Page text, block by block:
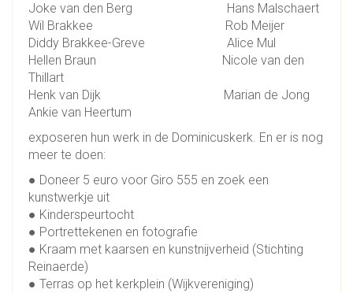
Joke van den Berg Hans Malschaert
Wil Brakkee Rob Meijer
Diddy Brakkee-Greve Alice Mul
Hellen Braun Nicole van den
Thillart
Henk van Dijk Marian de Jong
Ankie van Heertum
exposeren hun werk in de Dominicuskerk. En er is nog
meer te doen:
● Doneer 5 euro voor Giro 555 en zoek een
kunstwerkje uit
● Kinderspeurtocht
● Portrettekenen en fotografie
● Kraam met kaarsen en kunstnijverheid (Stichting
Reinaerde)
● Terras op het kerkplein (Wijkvereniging)